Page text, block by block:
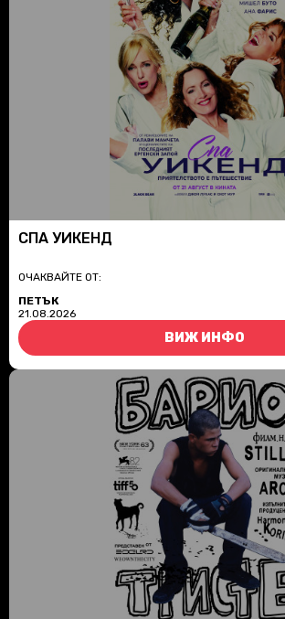
СПА УИКЕНД
ОЧАКВАЙТЕ ОТ:
ПЕТЪК
21.08.2026
ВИЖ ИНФО